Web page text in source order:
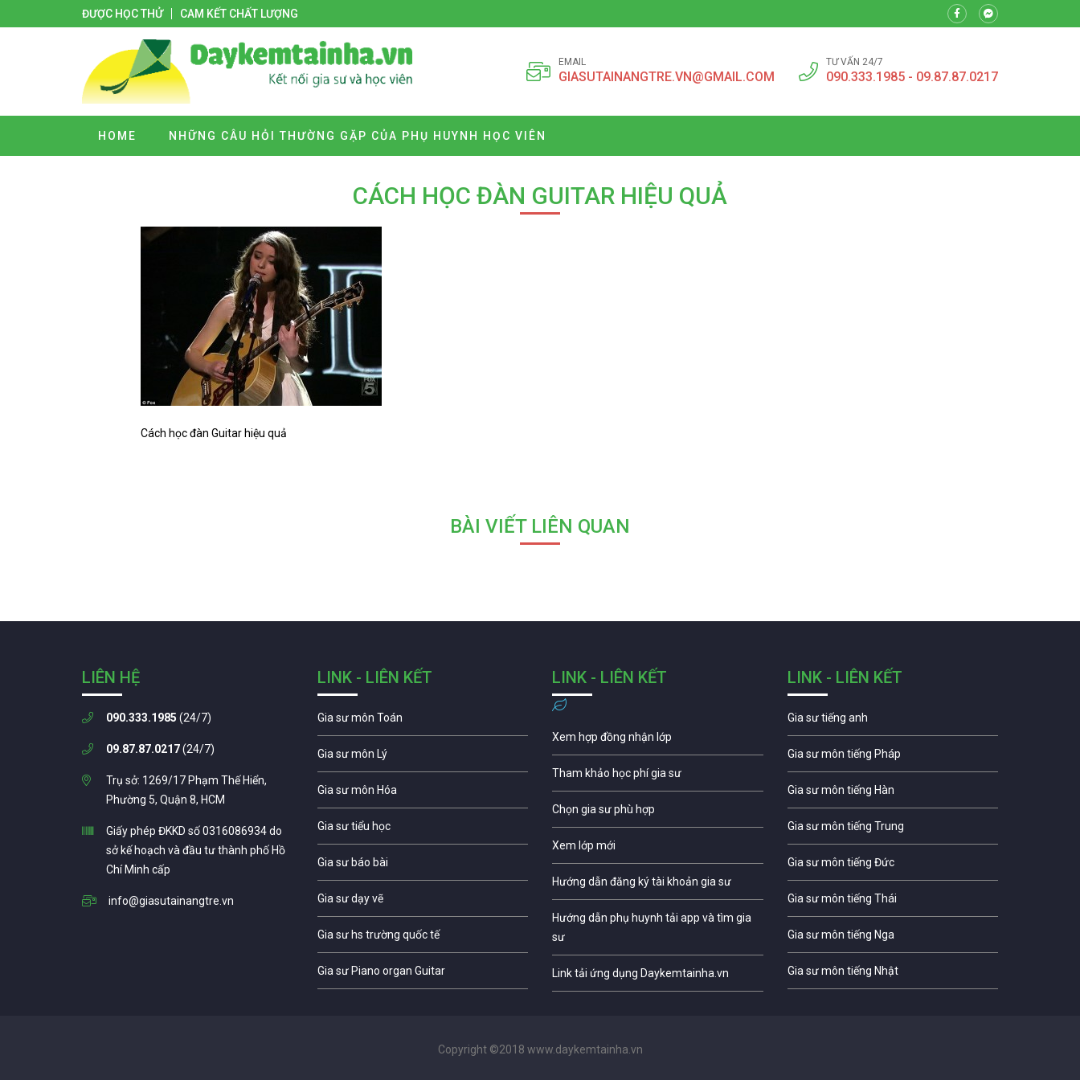
ĐƯỢC HỌC THỬ CAM KẾT CHẤT LƯỢNG
EMAIL
GIASUTAINANGTRE.VN@GMAIL.COM
TƯ VẤN 24/7
090.333.1985 - 09.87.87.0217
HOME NHỮNG CÂU HỎI THƯỜNG GẶP CỦA PHỤ HUYNH HỌC VIÊN
CÁCH HỌC ĐÀN GUITAR HIỆU QUẢ
Cách học đàn Guitar hiệu quả
BÀI VIẾT LIÊN QUAN
LIÊN HỆ
090.333.1985 (24/7)
09.87.87.0217(24/7)
Trụ sở: 1269/17 Phạm Thế Hiển,
Phường 5, Quận 8, HCM
Giấy phép ĐKKD số 0316086934 do
sở kế hoạch và đầu tư thành phố Hồ
Chí Minh cấp
info@giasutainangtre.vn
LINK - LIÊN KẾT
Gia sư môn Toán
Gia sư môn Lý
Gia sư môn Hóa
Gia sư tiểu học
Gia sư báo bài
Gia sư dạy vẽ
Gia sư hs trường quốc tế
Gia sư Piano organ Guitar
LINK - LIÊN KẾT
Xem hợp đồng nhận lớp
Tham khảo học phí gia sư
Chọn gia sư phù hợp
Xem lớp mới
Hướng dẫn đăng ký tài khoản gia sư
Hướng dẫn phụ huynh tải app và tìm gia
sư
Link tải ứng dụng Daykemtainha.vn
LINK - LIÊN KẾT
Gia sư tiếng anh
Gia sư môn tiếng Pháp
Gia sư môn tiếng Hàn
Gia sư môn tiếng Trung
Gia sư môn tiếng Đức
Gia sư môn tiếng Thái
Gia sư môn tiếng Nga
Gia sư môn tiếng Nhật
Copyright ©2018 www.daykemtainha.vn